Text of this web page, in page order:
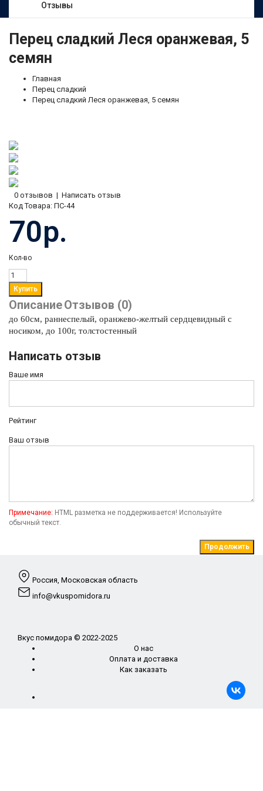
Отзывы
Перец сладкий Леся оранжевая, 5
семян
Главная
Перец сладкий
Перец сладкий Леся оранжевая, 5 семян
0 отзывов | Написать отзыв
Код Товара: ПС-44
70р.
Кол-во
ОписаниеОтзывов (0)
до 60см, раннеспелый, оранжево-желтый сердцевидный с
носиком, до 100г, толстостенный
Написать отзыв
Ваше имя
Рейтинг
Ваш отзыв
Примечание: HTML разметка не поддерживается! Используйте
обычный текст.
Продолжить
Россия, Московская область
info@vkuspomidora.ru
Вкус помидора © 2022-2025
О нас
Оплата и доставка
Как заказать